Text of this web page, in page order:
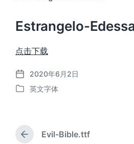
Estrangelo-
点击下载
发
布
2020年6月2日
发
英文字体
上
Evil-Bible.ttf